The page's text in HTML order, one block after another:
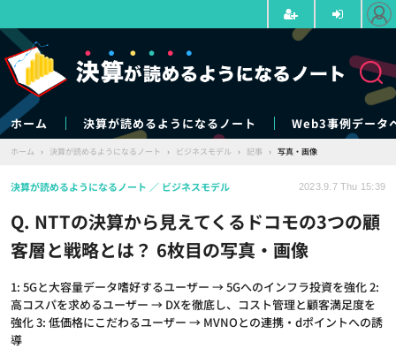
ホーム 決算が読めるようになるノート Web3事例データ
ホーム › 決算が読めるようになるノート › ビジネスモデル › 記事 › 写真・画像
Q. NTTの決算から見えてくるドコモの3つの顧
客層と戦略とは？ 6枚目の写真・画像
1: 5Gと大容量データ嗜好するユーザー → 5Gへのインフラ投資を強化 2:
高コスパを求めるユーザー → DXを徹底し、コスト管理と顧客満足度を
強化 3: 低価格にこだわるユーザー → MVNOとの連携・dポイントへの誘
導
決算が読めるようになるノート ビジネスモデル 2023.9.7 Thu 15:39